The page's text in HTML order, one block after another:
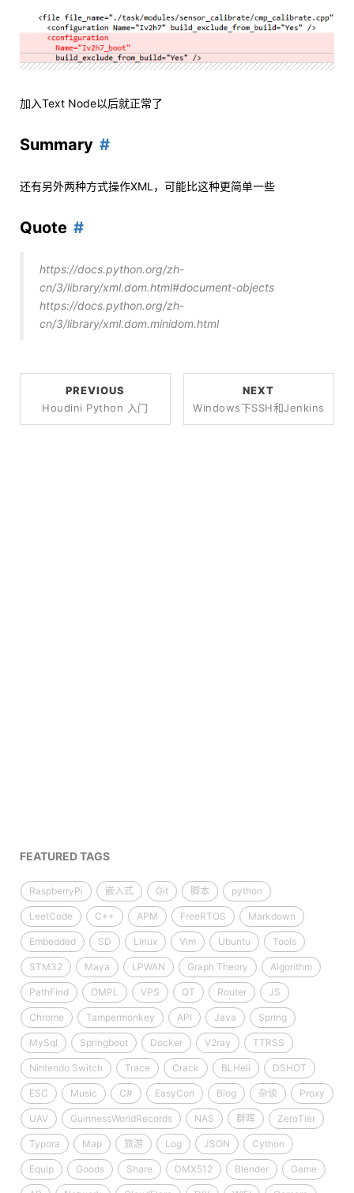
加入Text Node以后就正常了
Summary
还有另外两种方式操作XML，可能比这种更简单一些
Quote
https://docs.python.org/zh-
cn/3/library/xml.dom.html#document-objects
https://docs.python.org/zh-
cn/3/library/xml.dom.minidom.html
PREVIOUS
Houdini Python 入门
NEXT
Windows下SSH和Jenkins
FEATURED TAGS
RaspberryPi 嵌入式 Git 脚本 python
LeetCode C++ APM FreeRTOS Markdown
Embedded SD Linux Vim Ubuntu Tools
STM32 Maya LPWAN Graph Theory Algorithm
PathFind OMPL VPS QT Router JS
Chrome Tampermonkey API Java Spring
MySql Springboot Docker V2ray TTRSS
Nintendo Switch Trace Crack BLHeli DSHOT
ESC Music C# EasyCon Blog 杂谈 Proxy
UAV GuinnessWorldRecords NAS 群晖 ZeroTier
Typora Map 旅游 Log JSON Cython
Equip Goods Share DMX512 Blender Game